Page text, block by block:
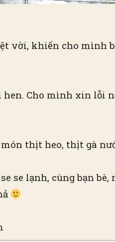
vời, khiến cho mình
hen. Cho mình xin lỗi
thịt heo, thịt gà
se lạnh, cùng bạn